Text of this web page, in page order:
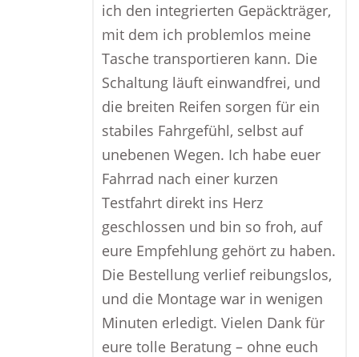
ich den integrierten Gepäckträger,
mit dem ich problemlos meine
Tasche transportieren kann. Die
Schaltung läuft einwandfrei, und
die breiten Reifen sorgen für ein
stabiles Fahrgefühl, selbst auf
unebenen Wegen. Ich habe euer
Fahrrad nach einer kurzen
Testfahrt direkt ins Herz
geschlossen und bin so froh, auf
eure Empfehlung gehört zu haben.
Die Bestellung verlief reibungslos,
und die Montage war in wenigen
Minuten erledigt. Vielen Dank für
eure tolle Beratung – ohne euch